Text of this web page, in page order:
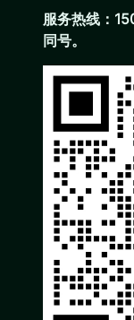
服务热线：
同号。